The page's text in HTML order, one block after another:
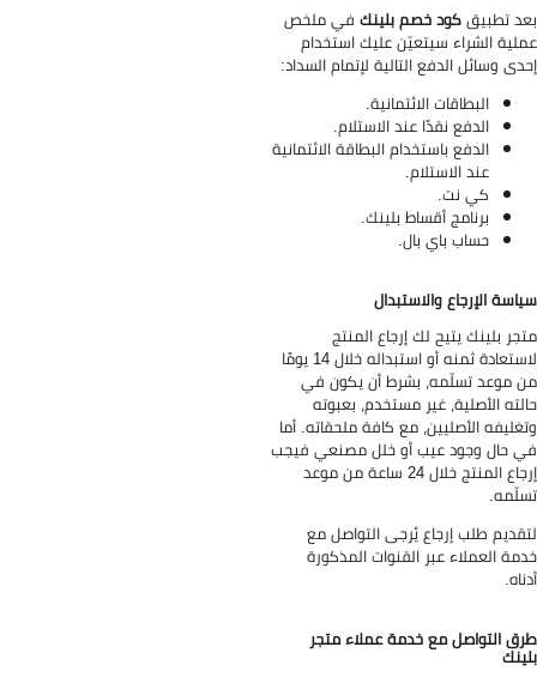
تطبيقكود خصم بلينكفي ملخص
الشراء سيتعيّن عليك استخدام
وسائل الدفع التالية لإتمام السداد:
البطاقات الائتمانية.
الدفع نقدًا عند الاستلام.
الدفع باستخدام البطاقة الائتمانية
عند الاستلام.
كي نت.
برنامج أقساط بلينك.
حساب باي بال.
الإرجاع والاستبدال
بلينك يتيح لك إرجاع المنتج
لاستعادة ثمنه أو استبداله خلال 14 يومًا
موعد تسلّمه، بشرط أن يكون في
الأصلية، غير مستخدم، بعبوته
الأصليين، مع كافة ملحقاته. أما
حال وجود عيب أو خلل مصنعي فيجب
إرجاع المنتج خلال 24 ساعة من موعد
طلب إرجاع يُرجى التواصل مع
العملاء عبر القنوات المذكورة
التواصل مع خدمة عملاء متجر